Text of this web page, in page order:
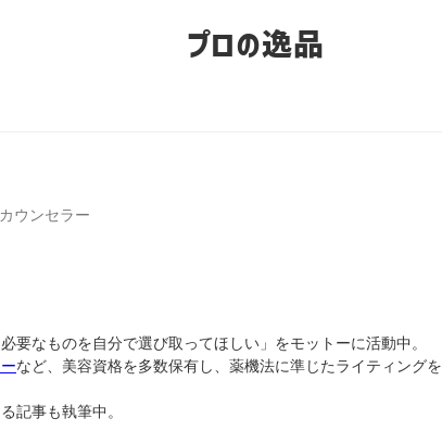
プロの逸品
ウンセラー
要なものを自分で選び取ってほしい」をモットーに活動中。
など、美容資格を多数保有し、薬機法に準じたライティングを
記事も執筆中。